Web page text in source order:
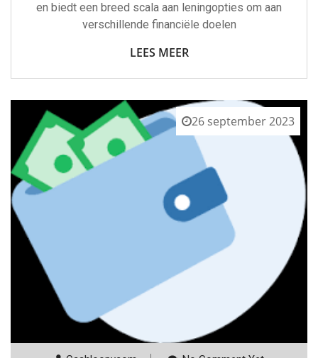
en biedt een breed scala aan leningopties om aan
verschillende financiële doelen
LEES MEER
26 september 2023